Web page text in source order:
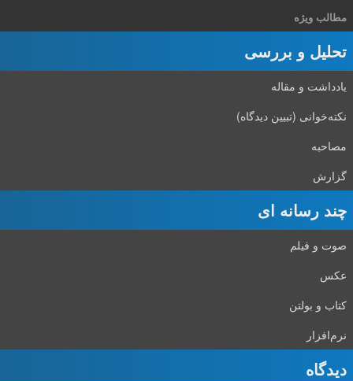
مطالب ویژه
تحلیل و بررسی
یادداشت و مقاله
نکته‌خوانی (تبیین دیدگاه)
مصاحبه
گزارش
چند رسانه ای
صوت و فیلم
عکس
کتاب و بولتن
نرم‌افزار
دیدگاه‌